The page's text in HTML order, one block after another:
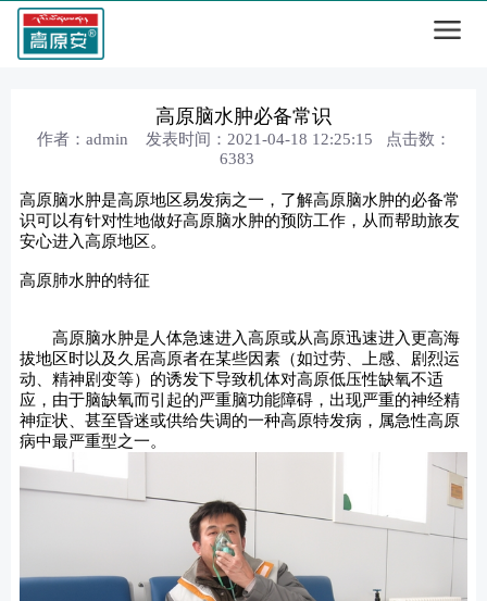
高原脑水肿必备常识
作者：admin 发表时间：2021-04-18 12:25:15 点击数：
6383
高原脑水肿是高原地区易发病之一，了解高原脑水肿的必备常
识可以有针对性地做好高原脑水肿的预防工作，从而帮助旅友
安心进入高原地区。
高原肺水肿的特征
高原脑水肿是人体急速进入高原或从高原迅速进入更高海
拔地区时以及久居高原者在某些因素（如过劳、上感、剧烈运
动、精神剧变等）的诱发下导致机体对高原低压性缺氧不适
应，由于脑缺氧而引起的严重脑功能障碍，出现严重的神经精
神症状、甚至昏迷或供给失调的一种高原特发病，属急性高原
病中最严重型之一。